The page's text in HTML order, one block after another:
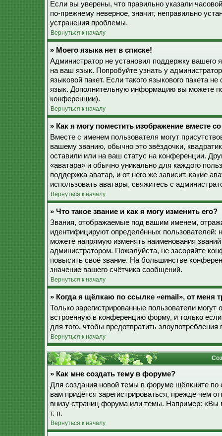
Если вы уверены, что правильно указали
по-прежнему неверное, значит, неправильно
устранения проблемы.
Вернуться к началу
» Моего языка нет в списке!
Администратор не установил поддержку вашего
на ваш язык. Попробуйте узнать у
языковой пакет. Если такого языкового пакета
язык. Дополнительную информацию вы можете
конференции).
Вернуться к началу
» Как я могу поместить изображение вместе
Вместе с именем пользователя могут
вашему званию, обычно это звёздочки,
оставили или на ваш статус на конференции.
«аватара» и обычно уникально для каждого
поддержка аватар, и от него же зависит, какие
использовать аватары, свяжитесь с
Вернуться к началу
» Что такое звание и как я могу изменить его?
Звания, отображаемые под вашим именем,
идентифицируют определённых
можете напрямую изменять наименования
администратором. Пожалуйста, не засоряйте
повысить своё звание. На большинстве
значение вашего счётчика сообщений.
Вернуться к началу
» Когда я щёлкаю по ссылке «email», от меня
Только зарегистрированные пользователи
встроенную в конференцию форму, и только
для того, чтобы предотвратить
Вернуться к началу
» Как мне создать тему в форуме?
Для создания новой темы в форуме щёлкните
вам придётся зарегистрироваться, прежде чем
внизу страниц форума или темы. Например: «Вы
т. п.
Вернуться к началу